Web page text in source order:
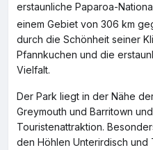
erstaunliche Paparoa-
einem Gebiet von 306 km
durch die Schönheit seiner
Pfannkuchen und die
Vielfalt.
Der Park liegt in der Nähe
Greymouth und Barritown
Touristenattraktion.
den Höhlen Unterirdisch und